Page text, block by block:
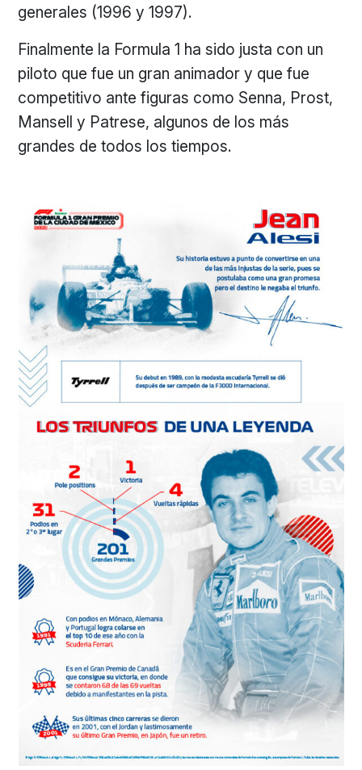
generales (1996 y 1997).
Finalmente la Formula 1 ha sido justa con un
piloto que fue un gran animador y que fue
competitivo ante figuras como Senna, Prost,
Mansell y Patrese, algunos de los más
grandes de todos los tiempos.